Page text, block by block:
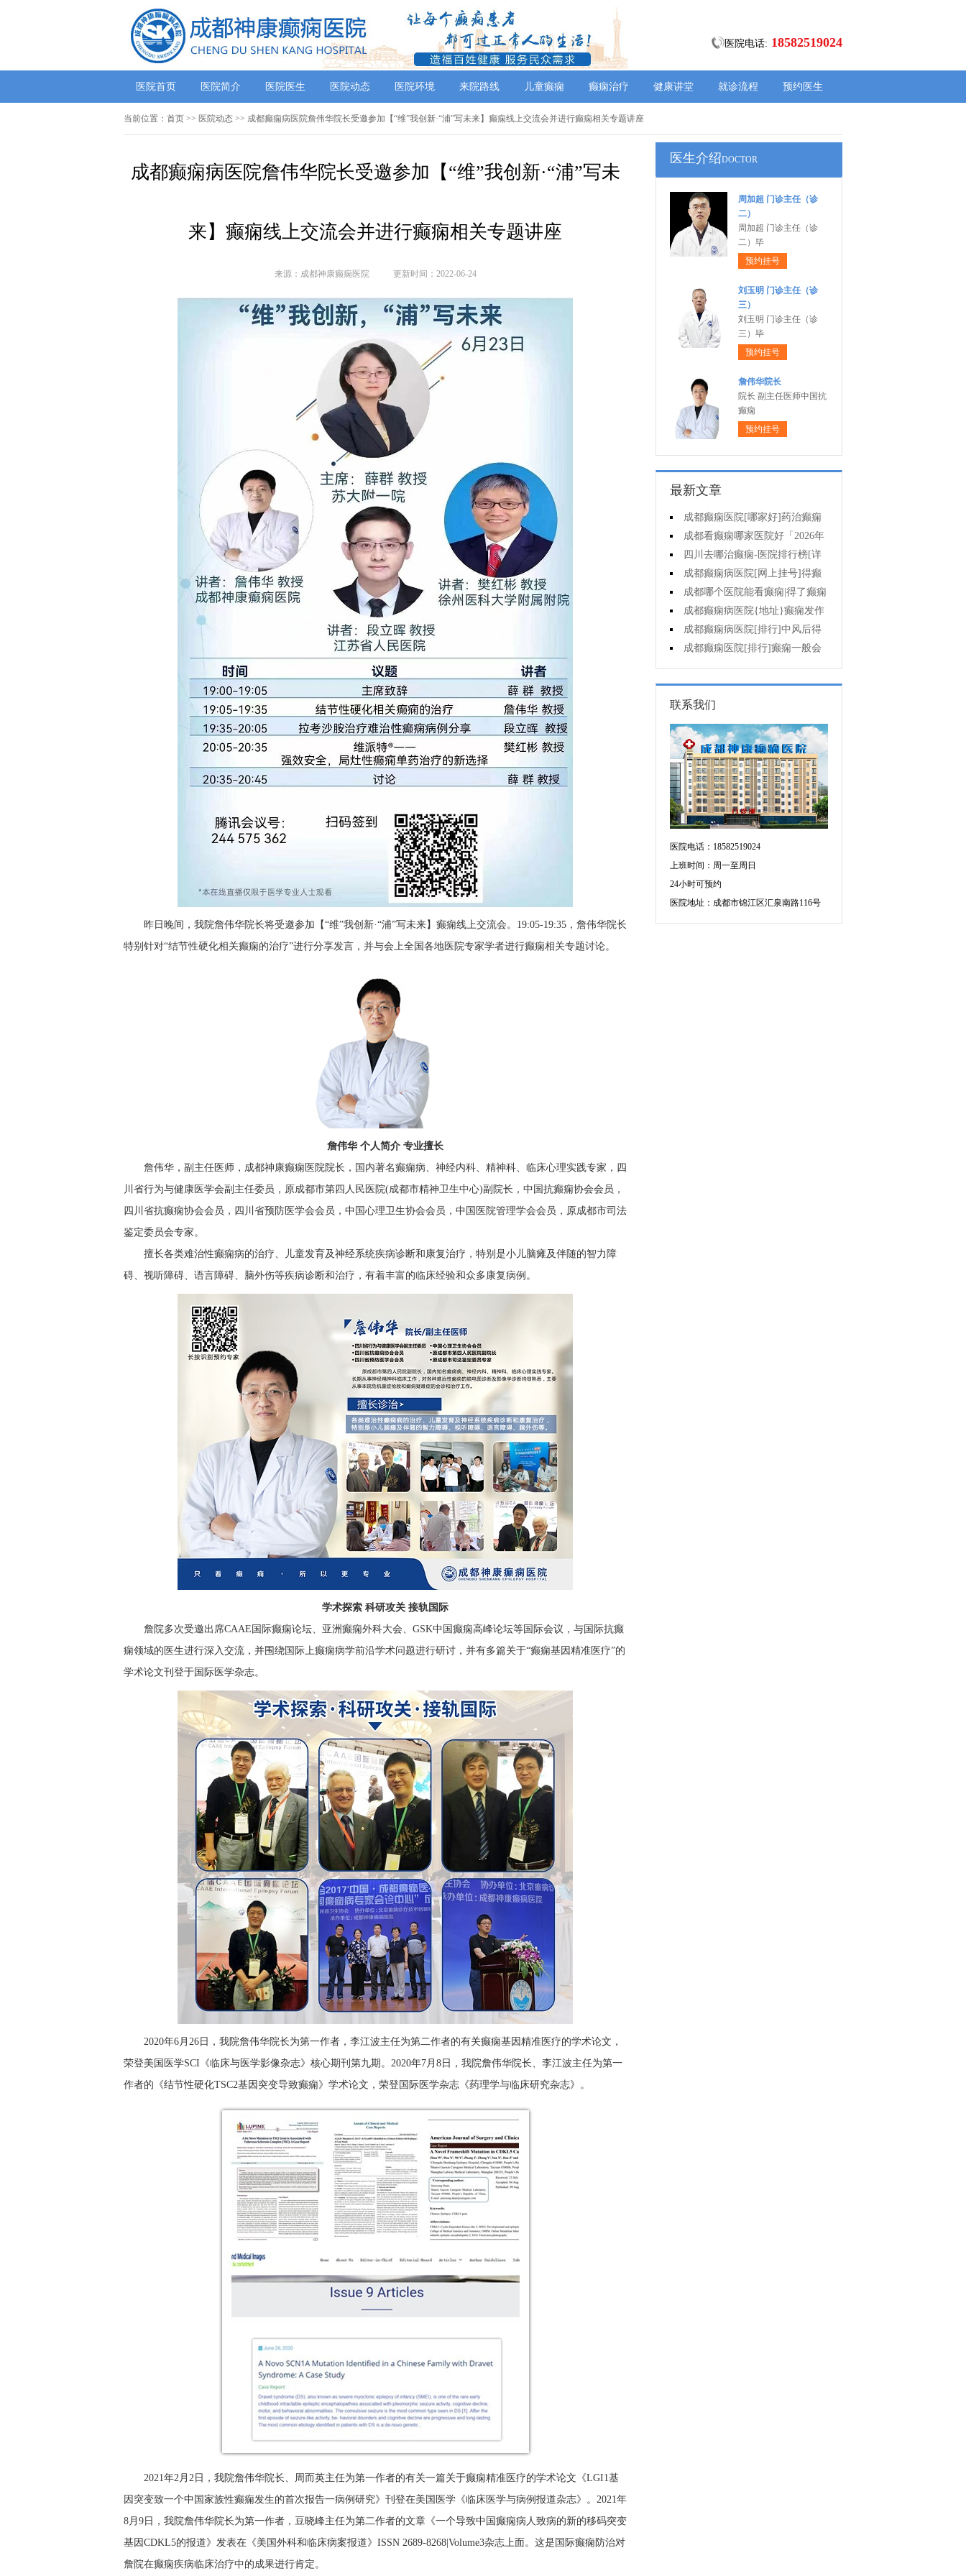
医院电话: 18582519024
医院首页 医院简介 医院医生 医院动态 医院环境 来院路线 儿童癫痫 癫痫治疗 健康讲堂 就诊流程 预约医生
当前位置： 首页 >> 医院动态 >> 成都癫痫病医院詹伟华院长受邀参加【“维”我创新·“浦”写未来】癫痫线上交流会并进行癫痫相关专题讲座
成都癫痫病医院詹伟华院长受邀参加【“维”我创新·“浦”写未
来】癫痫线上交流会并进行癫痫相关专题讲座
来源：成都神康癫痫医院 更新时间：2022-06-24
昨日晚间，我院詹伟华院长将受邀参加【“维”我创新·“浦”写未来】癫痫线上交流会。19:05-19:35，詹伟华院长
特别针对“结节性硬化相关癫痫的治疗”进行分享发言，并与会上全国各地医院专家学者进行癫痫相关专题讨论。
詹伟华 个人简介 专业擅长
詹伟华，副主任医师，成都神康癫痫医院院长，国内著名癫痫病、神经内科、精神科、临床心理实践专家，四
川省行为与健康医学会副主任委员，原成都市第四人民医院(成都市精神卫生中心)副院长，中国抗癫痫协会会员，
四川省抗癫痫协会会员，四川省预防医学会会员，中国心理卫生协会会员，中国医院管理学会会员，原成都市司法
鉴定委员会专家。
擅长各类难治性癫痫病的治疗、儿童发育及神经系统疾病诊断和康复治疗，特别是小儿脑瘫及伴随的智力障
碍、视听障碍、语言障碍、脑外伤等疾病诊断和治疗，有着丰富的临床经验和众多康复病例。
学术探索 科研攻关 接轨国际
詹院多次受邀出席CAAE国际癫痫论坛、亚洲癫痫外科大会、GSK中国癫痫高峰论坛等国际会议，与国际抗癫
痫领域的医生进行深入交流，并围绕国际上癫痫病学前沿学术问题进行研讨，并有多篇关于“癫痫基因精准医疗”的
学术论文刊登于国际医学杂志。
2020年6月26日，我院詹伟华院长为第一作者，李江波主任为第二作者的有关癫痫基因精准医疗的学术论文，
荣登美国医学SCI《临床与医学影像杂志》核心期刊第九期。2020年7月8日，我院詹伟华院长、李江波主任为第一
作者的《结节性硬化TSC2基因突变导致癫痫》学术论文，荣登国际医学杂志《药理学与临床研究杂志》。
2021年2月2日，我院詹伟华院长、周而英主任为第一作者的有关一篇关于癫痫精准医疗的学术论文《LGI1基
因突变致一个中国家族性癫痫发生的首次报告一病例研究》刊登在美国医学《临床医学与病例报道杂志》。2021年
8月9日，我院詹伟华院长为第一作者，豆晓峰主任为第二作者的文章《一个导致中国癫痫病人致病的新的移码突变
基因CDKL5的报道》发表在《美国外科和临床病案报道》ISSN 2689-8268|Volume3杂志上面。这是国际癫痫防治对
詹院在癫痫疾病临床治疗中的成果进行肯定。
医生介绍DOCTOR
周加超 门诊主任（诊
二）
周加超 门诊主任（诊
二）毕
预约挂号
刘玉明 门诊主任（诊
三）
刘玉明 门诊主任（诊
三）毕
预约挂号
詹伟华院长
院长 副主任医师中国抗
癫痫
预约挂号
最新文章
成都癫痫医院[哪家好]药治癫痫
病怎么效果好?
成都看癫痫哪家医院好「2026年
度公布」立冬后癫痫病人应多注意
什么?
四川去哪治癫痫-医院排行榜[详
细排名]四川哪儿能有效治疗癫痫?
成都癫痫病医院[网上挂号]得癫
痫的女性母乳喂养时要注意什么?
成都哪个医院能看癫痫|得了癫痫
会有什么症状?
成都癫痫病医院{地址}癫痫发作
跟哪些因素有关?
成都癫痫病医院[排行]中风后得
的癫痫能治吗
成都癫痫医院[排行]癫痫一般会
出现哪些症状?
联系我们
医院电话：18582519024
上班时间：周一至周日
24小时可预约
医院地址：成都市锦江区汇泉南路116号